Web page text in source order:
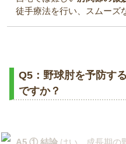
徒手療法を行い、スムーズ
Q5：野球肘を予防す
ですか？